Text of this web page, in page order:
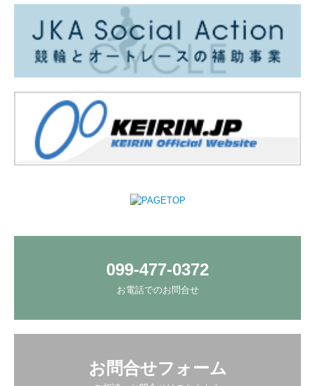
099-477-0372
お電話でのお問合せ
お問合せフォーム